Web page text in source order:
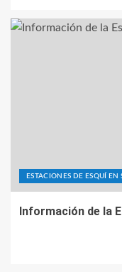
ESTACIONES DE ESQUÍ EN
Información de la